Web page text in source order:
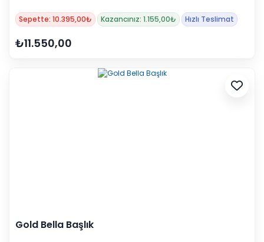
Sepette: 10.395,00₺ Kazancınız: 1.155,00₺ Hızlı Teslimat
₺11.550,00
Gold Bella Başlık